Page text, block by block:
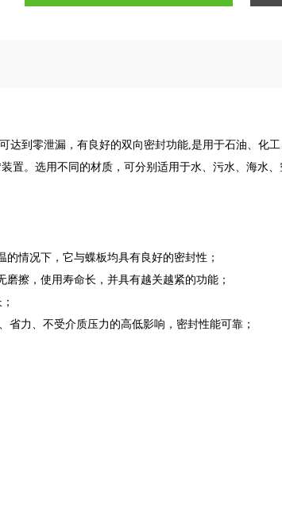
达到零泄漏，有良好的双向密封功能,是用于石油、化
置。选用不同的材质，可分别适用于水、污水、海水
情况下，它与蝶板均具有良好的密封性；
擦，使用寿命长，并具有越关越紧的功能；
省力、不受介质压力的高低影响，密封性能可靠；